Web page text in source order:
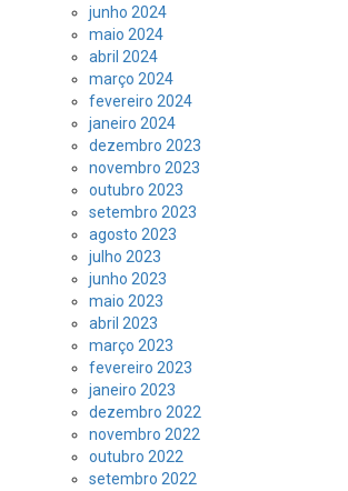
junho 2024
maio 2024
abril 2024
março 2024
fevereiro 2024
janeiro 2024
dezembro 2023
novembro 2023
outubro 2023
setembro 2023
agosto 2023
julho 2023
junho 2023
maio 2023
abril 2023
março 2023
fevereiro 2023
janeiro 2023
dezembro 2022
novembro 2022
outubro 2022
setembro 2022